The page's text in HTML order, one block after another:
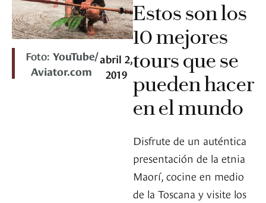
Foto: YouTube/
Aviator.com
abril 2,
2019
Estos son los
10 mejores
tours que se
pueden hacer
en el mundo
Disfrute de un auténtica
presentación de la etnia
Maorí, cocine en medio
de la Toscana y visite los